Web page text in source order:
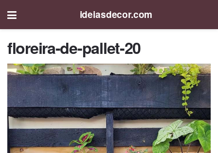
ideiasdecor.com
floreira-de-pallet-20